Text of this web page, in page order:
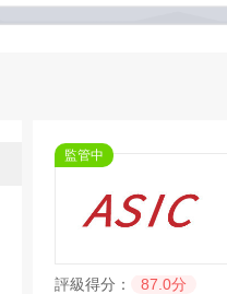
監管中
評級得分：
87.0分